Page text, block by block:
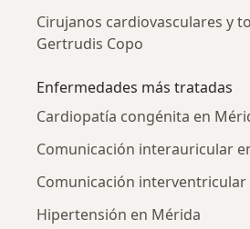
Cirujanos cardiovasculares y
Gertrudis Copo
Enfermedades más tratadas
Cardiopatía congénita en
Comunicación interauricular
Comunicación interventricular
Hipertensión en Mérida